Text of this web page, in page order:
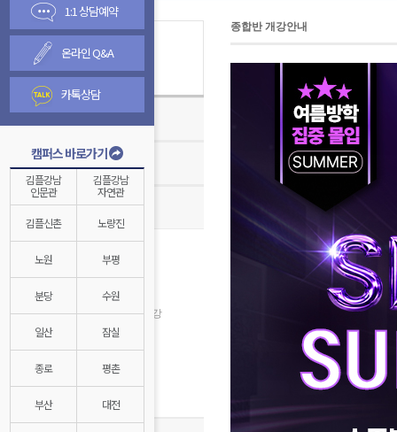
1:1 상담예약
온라인 Q&A
카톡상담
캠퍼스 바로가기
김플강남
인문관
김플강남
자연관
김플신촌 노량진
노원 부평
분당 수원
일산 잠실
종로 평촌
부산 대전
김영종합반
온라인 수강신청 안내
종합반 개강안내
8월 수강신청
인문계 8월 개강
자연계 8월 개강
2028대비 1학년 반 8월 개강
김영플러스 8월 개강
자연계전문관 8월 개강
경찰대/연고대 특별반
종합반 개강안내